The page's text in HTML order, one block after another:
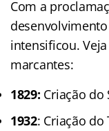
Com a
intensificou.
marcantes:
1829: Criação do
1932: Criação do